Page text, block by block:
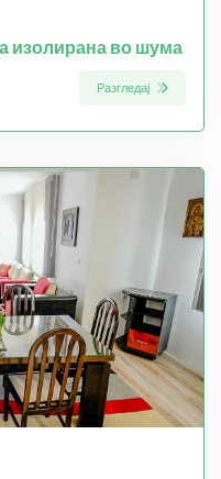
изолирана во шума
Разгледај